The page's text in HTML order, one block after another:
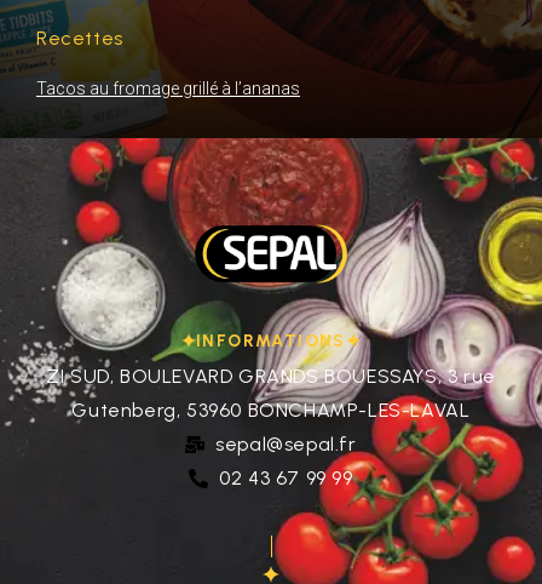
Recettes
Tacos au fromage grillé à l’ananas
INFORMATIONS
ZI SUD, BOULEVARD GRANDS BOUESSAYS, 3 rue
Gutenberg, 53960 BONCHAMP-LES-LAVAL
sepal@sepal.fr
02 43 67 99 99